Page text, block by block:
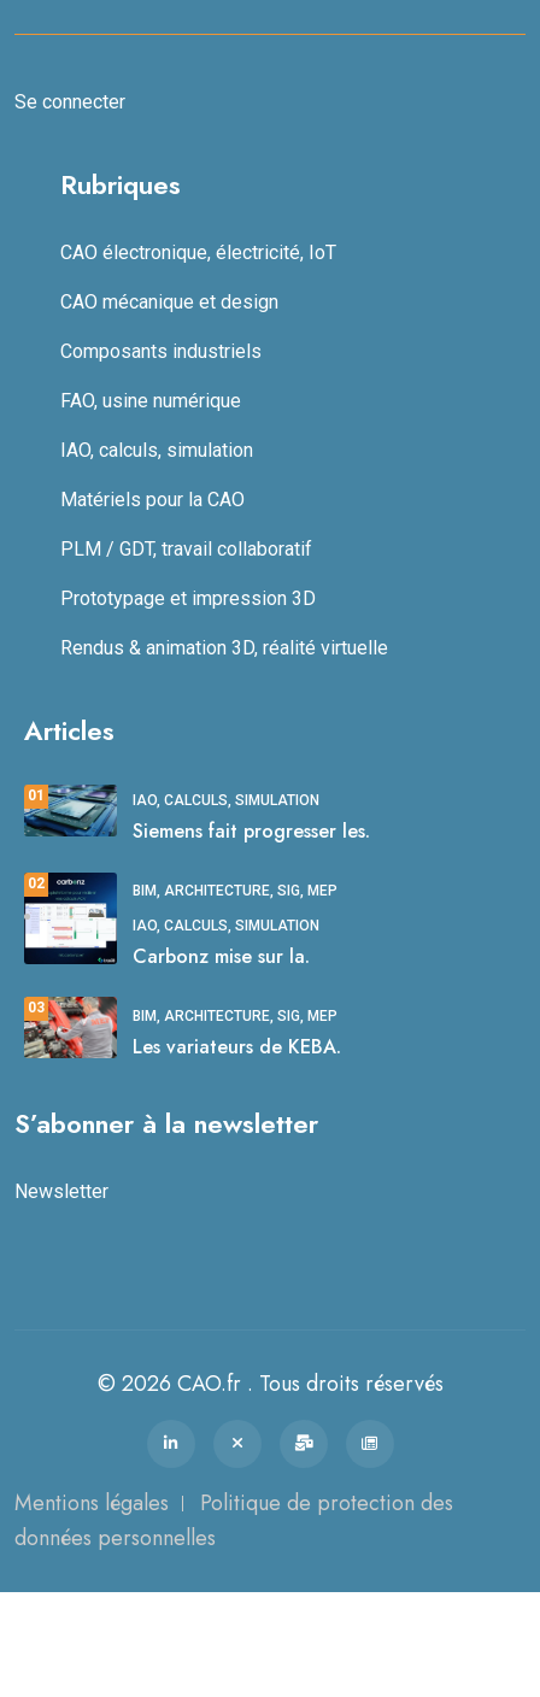
Se connecter
Rubriques
CAO électronique, électricité, IoT
CAO mécanique et design
Composants industriels
FAO, usine numérique
IAO, calculs, simulation
Matériels pour la CAO
PLM / GDT, travail collaboratif
Prototypage et impression 3D
Rendus & animation 3D, réalité virtuelle
Articles
01 IAO, CALCULS, SIMULATION
Siemens fait progresser les.
02 BIM, ARCHITECTURE, SIG, MEP
IAO, CALCULS, SIMULATION
Carbonz mise sur la.
03 BIM, ARCHITECTURE, SIG, MEP
Les variateurs de KEBA.
S’abonner à la newsletter
Newsletter
© 2026 CAO.fr . Tous droits réservés
Mentions légales
Politique de protection des
données personnelles